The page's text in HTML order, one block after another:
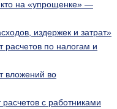
на «упрощенке» —
издержек и затрат»
по налогам и
вложений во
с работниками